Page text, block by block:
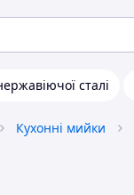
сталі
Кухонні мийки